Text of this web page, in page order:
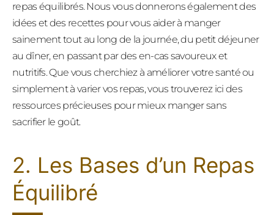
repas équilibrés. Nous vous donnerons également des
idées et des recettes pour vous aider à manger
sainement tout au long de la journée, du petit déjeuner
au dîner, en passant par des en-cas savoureux et
nutritifs. Que vous cherchiez à améliorer votre santé ou
simplement à varier vos repas, vous trouverez ici des
ressources précieuses pour mieux manger sans
sacrifier le goût.
2. Les Bases d’un Repas
Équilibré